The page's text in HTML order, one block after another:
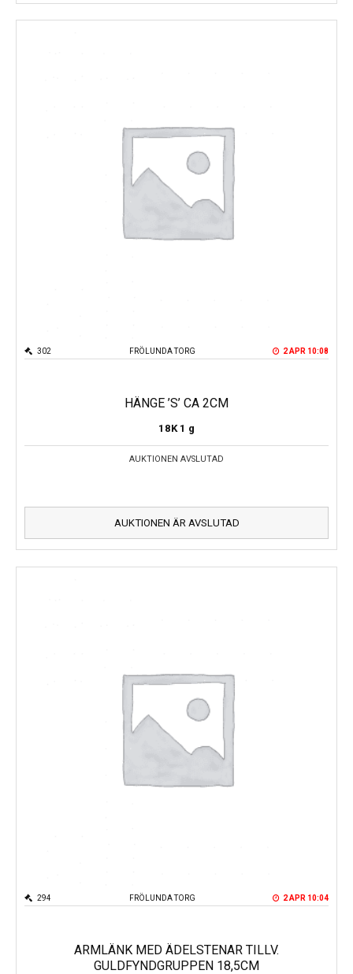
FRÖLUNDA TORG
302 2 APR 10:08
HÄNGE ’S’ CA 2CM
18K 1 g
AUKTIONEN AVSLUTAD
AUKTIONEN ÄR AVSLUTAD
FRÖLUNDA TORG
294 2 APR 10:04
ARMLÄNK MED ÄDELSTENAR TILLV.
GULDFYNDGRUPPEN 18,5CM